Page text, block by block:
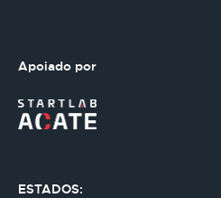
Apoiado por
ESTADOS: